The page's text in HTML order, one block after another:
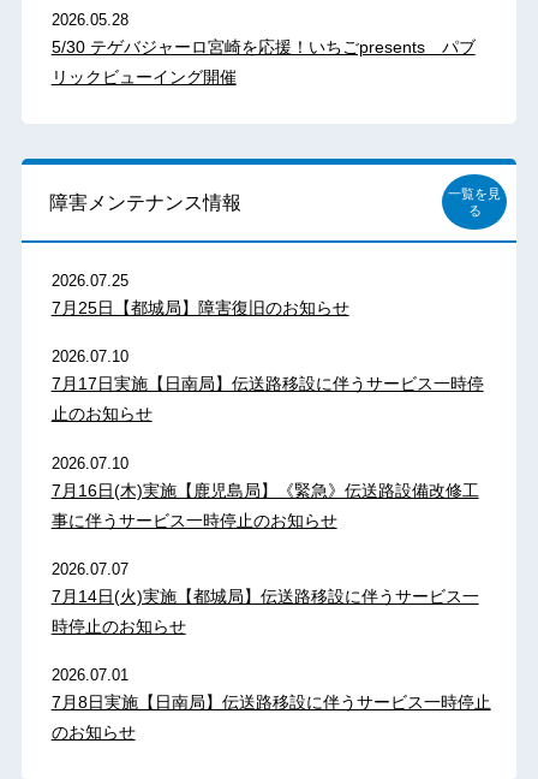
2026.05.28
5/30 テゲバジャーロ宮崎を応援！いちごpresents パブ
リックビューイング開催
障害メンテナンス情報
一覧を見
る
2026.07.25
7月25日【都城局】障害復旧のお知らせ
2026.07.10
7月17日実施【日南局】伝送路移設に伴うサービス一時停
止のお知らせ
2026.07.10
7月16日(木)実施【鹿児島局】《緊急》伝送路設備改修工
事に伴うサービス一時停止のお知らせ
2026.07.07
7月14日(火)実施【都城局】伝送路移設に伴うサービス一
時停止のお知らせ
2026.07.01
7月8日実施【日南局】伝送路移設に伴うサービス一時停止
のお知らせ